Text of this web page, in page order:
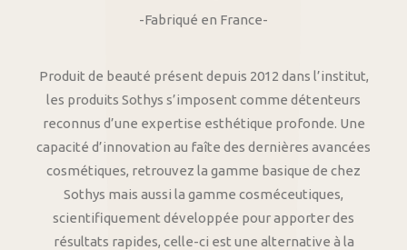
-Fabriqué en France-
Produit de beauté présent depuis 2012 dans l’institut,
les produits Sothys s’imposent comme détenteurs
reconnus d’une expertise esthétique profonde. Une
capacité d’innovation au faîte des dernières avancées
cosmétiques, retrouvez la gamme basique de chez
Sothys mais aussi la gamme cosméceutiques,
scientifiquement développée pour apporter des
résultats rapides, celle-ci est une alternative à la